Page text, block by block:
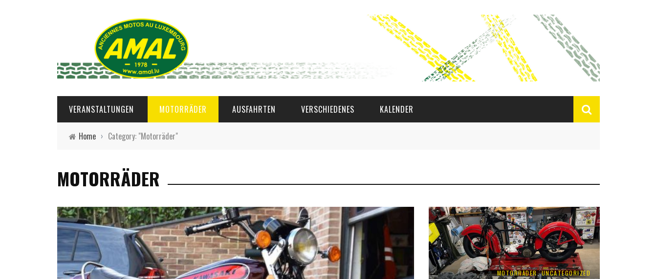
VERANSTALTUNGEN MOTORRÄDER AUSFAHRTEN VERSCHIEDENES KALENDER
Home › Category: "Motorräder"
MOTORRÄDER
MOTORRÄDER,UNCATEGORIZED